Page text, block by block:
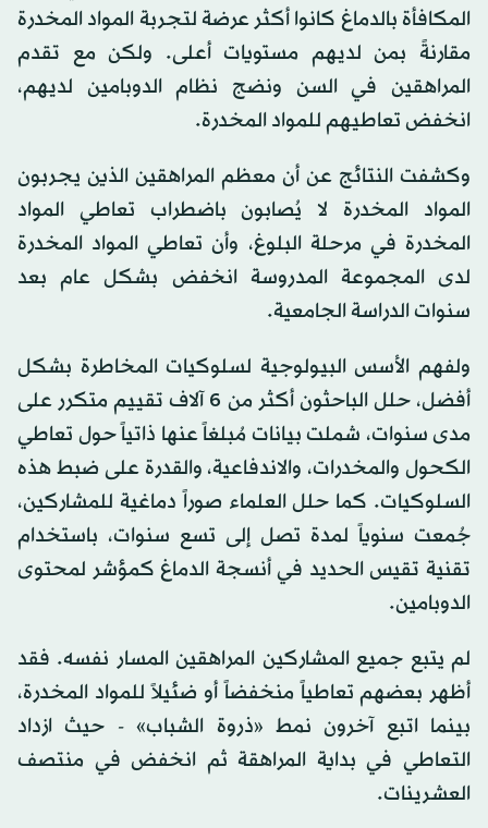
المكافأة بالدماغ كانوا أكثر عرضة لتجربة المواد المخدرة
مقارنةً بمن لديهم مستويات أعلى. ولكن مع تقدم
المراهقين في السن ونضج نظام الدوبامين لديهم،
انخفض تعاطيهم للمواد المخدرة.
وكشفت النتائج عن أن معظم المراهقين الذين يجربون
المواد المخدرة لا يُصابون باضطراب تعاطي المواد
المخدرة في مرحلة البلوغ، وأن تعاطي المواد المخدرة
لدى المجموعة المدروسة انخفض بشكل عام بعد
سنوات الدراسة الجامعية.
ولفهم الأسس البيولوجية لسلوكيات المخاطرة بشكل
أفضل، حلل الباحثون أكثر من 6 آلاف تقييم متكرر على
مدى سنوات، شملت بيانات مُبلغاً عنها ذاتياً حول تعاطي
الكحول والمخدرات، والاندفاعية، والقدرة على ضبط هذه
السلوكيات. كما حلل العلماء صوراً دماغية للمشاركين،
جُمعت سنوياً لمدة تصل إلى تسع سنوات، باستخدام
تقنية تقيس الحديد في أنسجة الدماغ كمؤشر لمحتوى
الدوبامين.
لم يتبع جميع المشاركين المراهقين المسار نفسه. فقد
أظهر بعضهم تعاطياً منخفضاً أو ضئيلاً للمواد المخدرة،
بينما اتبع آخرون نمط «ذروة الشباب» - حيث ازداد
التعاطي في بداية المراهقة ثم انخفض في منتصف
العشرينات.